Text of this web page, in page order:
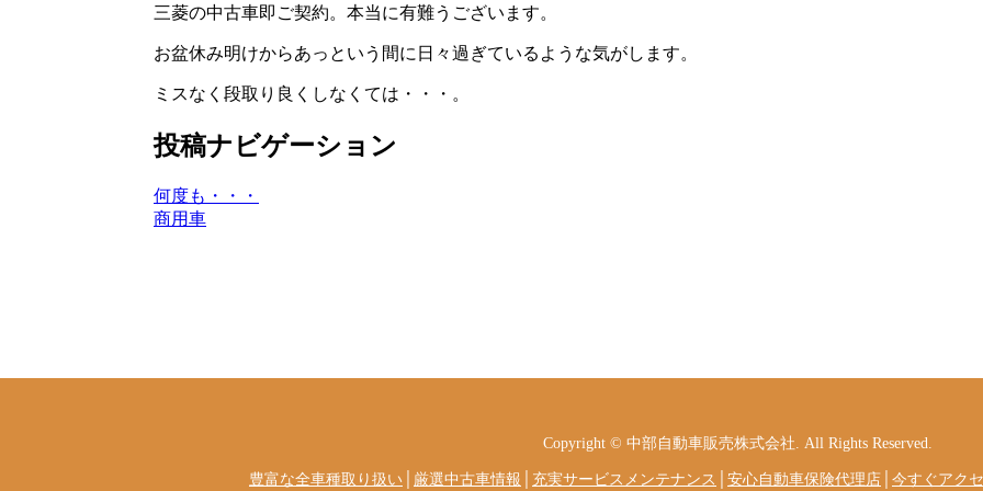
三菱の中古車即ご契約。本当に有難うございます。
お盆休み明けからあっという間に日々過ぎているような気がします。
ミスなく段取り良くしなくては・・・。
投稿ナビゲーション
何度も・・・
商用車
Copyright © 中部自動車販売株式会社. All Rights Reserved.
豊富な全車種取り扱い 厳選中古車情報 充実サービスメンテナンス 安心自動車保険代理店 今すぐアク